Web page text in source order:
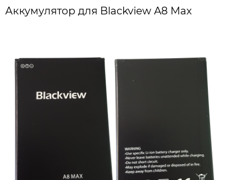
Аккумулятор для Blackview A8 Max